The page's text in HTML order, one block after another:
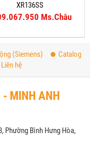
XR136SS
Ms.Châu
(Siemens)
Catalog
Liên hệ
MINH ANH
Phường Bình Hưng Hòa,